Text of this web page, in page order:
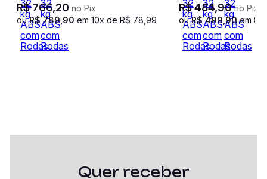
R$ 766,20 no Pix
ouR$ 789, 90 em 10x de R$ 78 99
R$484,90no Pix
ouR$ 499,90em 8
Quer receber